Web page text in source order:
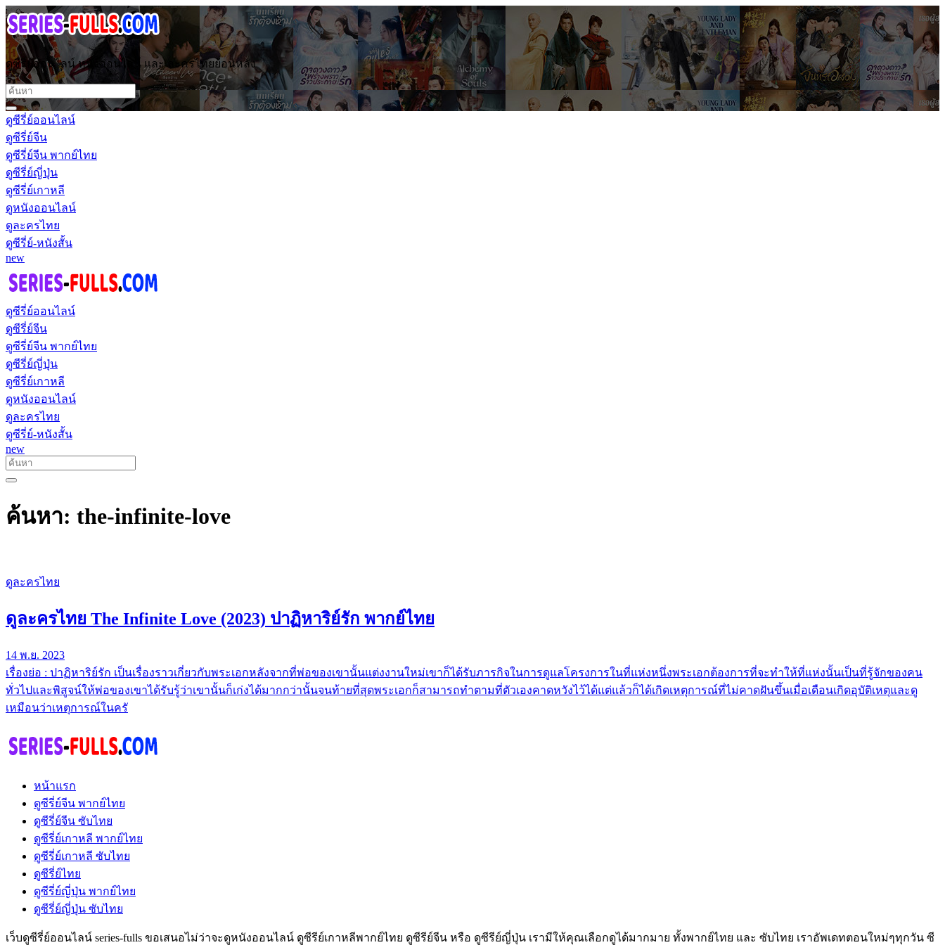
ดูซีรี่ย์ออนไลน์ หนังออนไลน์ และ ละครไทยย้อนหลัง
ดูซีรี่ย์ออนไลน์
ดูซีรี่ย์จีน
ดูซีรี่ย์จีน พากย์ไทย
ดูซีรี่ย์ญี่ปุ่น
ดูซีรี่ย์เกาหลี
ดูหนังออนไลน์
ดูละครไทย
ดูซีรี่ย์-หนังสั้น
new
ดูซีรี่ย์ออนไลน์
ดูซีรี่ย์จีน
ดูซีรี่ย์จีน พากย์ไทย
ดูซีรี่ย์ญี่ปุ่น
ดูซีรี่ย์เกาหลี
ดูหนังออนไลน์
ดูละครไทย
ดูซีรี่ย์-หนังสั้น
new
ค้นหา: the-infinite-love
ดูละครไทย
ดูละครไทย The Infinite Love (2023) ปาฏิหาริย์รัก พากย์ไทย
14 พ.ย. 2023
เรื่องย่อ : ปาฏิหาริย์รัก เป็นเรื่องราวเกี่ยวกับพระเอกหลังจากที่พ่อของเขานั้นแต่งงานใหม่เขาก็ได้รับภารกิจในการดูแลโครงการในที่แห่งหนึ่งพระเอกต้องการที่จะทำให้ที่แห่งนั้นเป็นที่รู้จักของคน
ทั่วไปและพิสูจน์ให้พ่อของเขาได้รับรู้ว่าเขานั้นก็เก่งได้มากกว่านั้นจนท้ายที่สุดพระเอกก็สามารถทำตามที่ตัวเองคาดหวังไว้ได้แต่แล้วก็ได้เกิดเหตุการณ์ที่ไม่คาดฝันขึ้นเมื่อเดือนเกิดอุบัติเหตุและดู
เหมือนว่าเหตุการณ์ในครั
หน้าแรก
ดูซีรี่ย์จีน พากย์ไทย
ดูซีรี่ย์จีน ซับไทย
ดูซีรี่ย์เกาหลี พากย์ไทย
ดูซีรี่ย์เกาหลี ซับไทย
ดูซีรี่ย์ไทย
ดูซีรี่ย์ญี่ปุ่น พากย์ไทย
ดูซีรี่ย์ญี่ปุ่น ซับไทย
เว็บดูซีรี่ย์ออนไลน์ series-fulls ขอเสนอไม่ว่าจะดูหนังออนไลน์ ดูซีรีย์เกาหลีพากย์ไทย ดูซีรีย์จีน หรือ ดูซีรีย์ญี่ปุ่น เรามีให้คุณเลือกดูได้มากมาย ทั้งพากย์ไทย และ ซับไทย เราอัพเดทตอนใหม่ๆทุกวัน ซี